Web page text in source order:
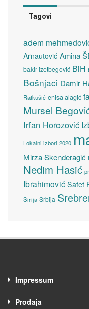
Tagovi
adem
Arnautović Amina
bakir izetbegović BiH
Bošnjaci Damir
Ratkušić enisa alagić
Mursel
Irfan Horozović
Lokalni izbori 2020
Mirza Skenderagić
Nedim Hasić
Ibrahimović Safet
Sirija Srbija
Impressum
Prodaja